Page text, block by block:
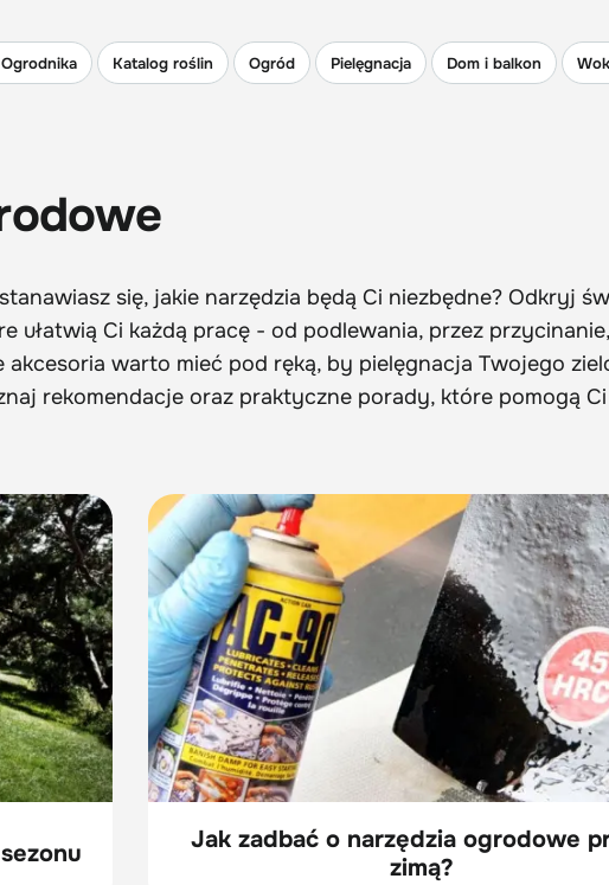
Katalog roślin Ogród Pielęgnacja Dom i balkon
się, jakie narzędzia będą Ci niezbędne? Odkryj
Ci każdą pracę - od podlewania, przez
akcesoria warto mieć pod ręką, by pielęgnacja Twojego
rekomendacje oraz praktyczne porady, które pomogą
Jak zadbać o narzędzia ogrodowe
zimą?